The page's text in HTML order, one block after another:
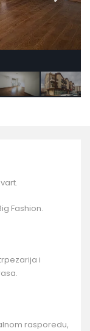
Fashion.
i
rasporedu,